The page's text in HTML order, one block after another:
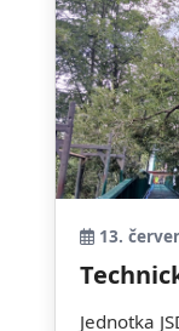
13.
Jednotka